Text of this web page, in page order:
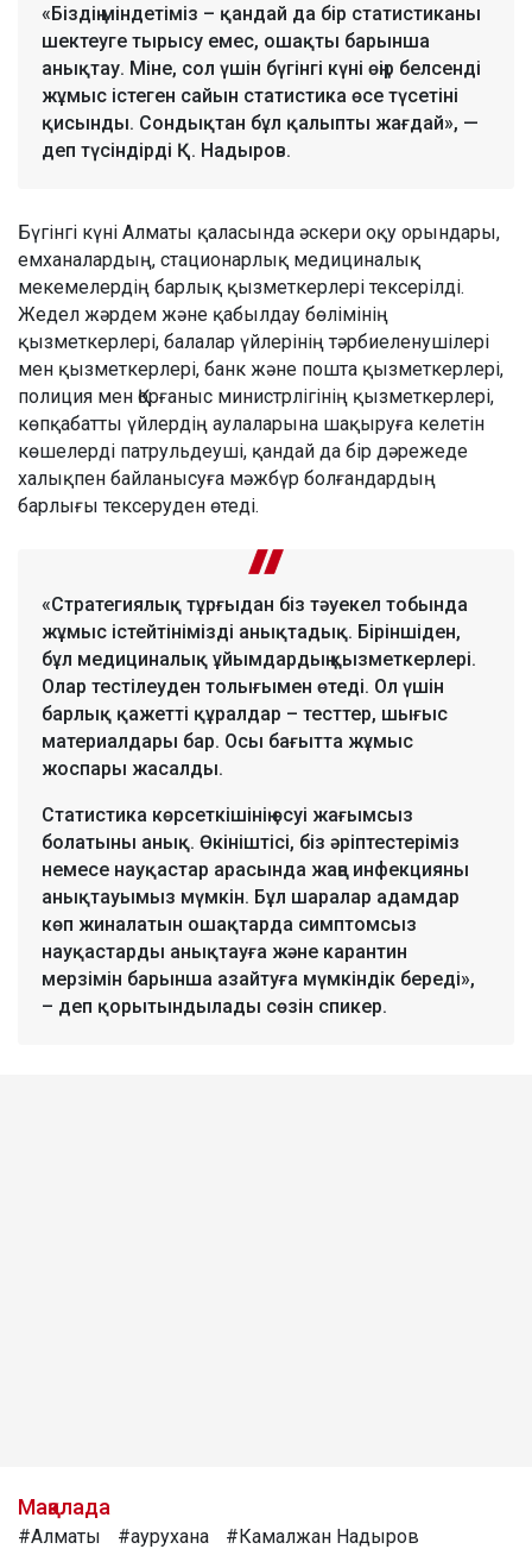
«Біздің міндетіміз – қандай да бір статистиканы
шектеуге тырысу емес, ошақты барынша
анықтау. Міне, сол үшін бүгінгі күні өңір белсенді
жұмыс істеген сайын статистика өсе түсетіні
қисынды. Сондықтан бұл қалыпты жағдай», —
деп түсіндірді Қ. Надыров.
Бүгінгі күні Алматы қаласында әскери оқу орындары,
емханалардың, стационарлық медициналық
мекемелердің барлық қызметкерлері тексерілді.
Жедел жәрдем және қабылдау бөлімінің
қызметкерлері, балалар үйлерінің тәрбиеленушілері
мен қызметкерлері, банк және пошта қызметкерлері,
полиция мен Қорғаныс министрлігінің қызметкерлері,
көпқабатты үйлердің аулаларына шақыруға келетін
көшелерді патрульдеуші, қандай да бір дәрежеде
халықпен байланысуға мәжбүр болғандардың
барлығы тексеруден өтеді.
«Стратегиялық тұрғыдан біз тәуекел тобында
жұмыс істейтінімізді анықтадық. Біріншіден,
бұл медициналық ұйымдардың қызметкерлері.
Олар тестілеуден толығымен өтеді. Ол үшін
барлық қажетті құралдар – тесттер, шығыс
материалдары бар. Осы бағытта жұмыс
жоспары жасалды.
Статистика көрсеткішінің өсуі жағымсыз
болатыны анық. Өкініштісі, біз әріптестеріміз
немесе науқастар арасында жаңа инфекцияны
анықтауымыз мүмкін. Бұл шаралар адамдар
көп жиналатын ошақтарда симптомсыз
науқастарды анықтауға және карантин
мерзімін барынша азайтуға мүмкіндік береді»,
– деп қорытындылады сөзін спикер.
Мақалада
#Алматы #аурухана
#Камалжан Надыров